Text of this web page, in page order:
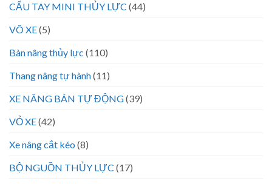
CẨU TAY MINI THỦY LỰC (44)
VÕ XE(5)
Bàn nâng thủy lực (110)
Thang nâng tự hành(11)
XE NÂNG BÁN TỰ ĐỘNG(39)
VỎ XE(42)
Xe nâng cắt kéo (8)
BỘ NGUỒN THỦY LỰC (17)